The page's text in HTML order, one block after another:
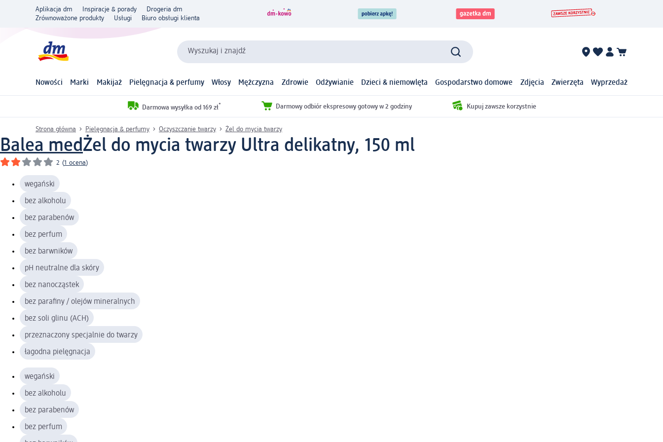
Aplikacja dm Inspiracje & porady
Drogeria dm
Zrównoważone produkty
Usługi Biuro obsługi klienta
Wyszukaj i znajdź
Nowości Marki Makijaż Pielęgnacja & perfumy Włosy Mężczyzna Zdrowie Odżywianie Dzieci & niemowlęta Gospodarstwo domowe Zdjęcia Zwierzęta Wyprzedaż
Darmowa wysyłka od 169 zł* Darmowy odbiór ekspresowy gotowy w 2 godziny Kupuj zawsze korzystnie
Strona główna Pielęgnacja & perfumy Oczyszczanie twarzy Żel do mycia twarzy
Balea medŻel do mycia twarzy Ultra delikatny, 150 ml
2 (1 ocena)
wegański
bez alkoholu
bez parabenów
bez perfum
bez barwników
pH neutralne dla skóry
bez nanocząstek
bez parafiny / olejów mineralnych
bez soli glinu (ACH)
przeznaczony specjalnie do twarzy
łagodna pielęgnacja
wegański
bez alkoholu
bez parabenów
bez perfum